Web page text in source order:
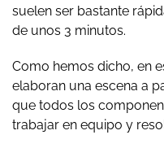
suelen ser bastante
de unos 3 minutos.
Como hemos dicho, en
elaboran una escena a
que todos los
trabajar en equipo y